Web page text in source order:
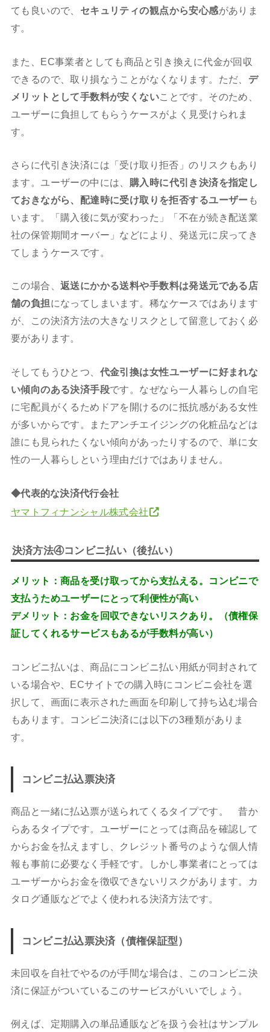
ても良いので、 セキュリティの観点から安心感がありま
す。
また、EC事業者としても商品と引き換えに代金が回収
できるので、取り損なうことがなくなります。ただ、 デ
メリットとして手数料が安くない ことです。そのため、
ユーザーに負担してもらうケースがよく見受けられま
す。
さらに代引き決済には「受け取り拒否」のリスクもあり
ます。ユーザーの中には、 購入時に代引き決済を指定し
ておきながら、配達時に受け取りを拒否するユーザー も
います。「購入後に気が変わった」「不在が続き配送業
社の保管期間オーバー」などにより、発送元に戻ってき
てしまうケースです。
この場合、 返送にかかる送料や手数料は発送元である店
舗の負担になってしまいます。稀なケースではあります
が、この決済方法の大きなリスクとして留意しておく必
要があります。
そしてもうひとつ、 代金引換は女性ユーザーに好まれな
い傾向のある決済手段です。なぜなら一人暮らしの自宅
に宅配員がくるためドアを開けるのに抵抗感がある女性
が多いからです。またアンチエイジングの化粧品などは
誰にも見られたくない傾向があったりするので、単に女
性の一人暮らしという理由だけではありません。
◆代表的な決済代行会社
ヤマトフィナンシャル株式会社
決済方法④コンビニ払い（後払い）
メリット：商品を受け取ってから支払える。コンビニで
支払うためユーザーにとって利便性が高い
デメリット：お金を回収できないリスクあり。（債権保
証してくれるサービスもあるが手数料が高い）
コンビニ払いは、商品にコンビニ払い用紙が同封されて
いる場合や、ECサイトでの購入時にコンビニ会社を選
択して、画面に表示された画面を印刷して持ち込む場合
もあります。コンビニ決済には以下の3種類がありま
す。
コンビニ払込票決済
商品と一緒に払込票が送られてくるタイプです。 昔か
らあるタイプです。ユーザーにとっては商品を確認して
からお金を払えますし、クレジット番号のような個人情
報も事前に必要なく手軽です。しかし事業者にとっては
ユーザーからお金を徴収できないリスクがあります。カ
タログ通販などでよく使われる決済方法です。
コンビニ払込票決済（債権保証型）
未回収を自社でやるのが手間な場合は、このコンビニ決
済に保証がついているこのサービスがいいでしょう。
例えば、定期購入の単品通販などを扱う会社はサンプル